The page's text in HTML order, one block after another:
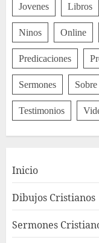
Jovenes Libros
Ninos Online
Predicaciones
Sermones Sobre
Testimonios
Inicio
Dibujos Cristianos
Sermones